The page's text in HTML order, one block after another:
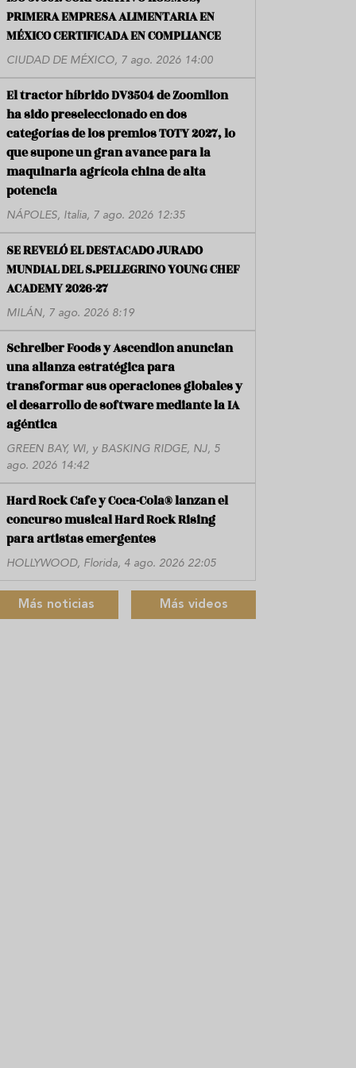
PRIMERA EMPRESA ALIMENTARIA EN
MÉXICO CERTIFICADA EN COMPLIANCE
CIUDAD DE MÉXICO, 7 ago. 2026 14:00
El tractor híbrido DV3504 de Zoomlion
ha sido preseleccionado en dos
categorías de los premios TOTY 2027, lo
que supone un gran avance para la
maquinaria agrícola china de alta
potencia
NÁPOLES, Italia, 7 ago. 2026 12:35
SE REVELÓ EL DESTACADO JURADO
MUNDIAL DEL S.PELLEGRINO YOUNG CHEF
ACADEMY 2026-27
MILÁN, 7 ago. 2026 8:19
Schreiber Foods y Ascendion anuncian
una alianza estratégica para
transformar sus operaciones globales y
el desarrollo de software mediante la IA
agéntica
GREEN BAY, WI, y BASKING RIDGE, NJ, 5
ago. 2026 14:42
Hard Rock Cafe y Coca-Cola® lanzan el
concurso musical Hard Rock Rising
para artistas emergentes
HOLLYWOOD, Florida, 4 ago. 2026 22:05
Más noticias Más videos